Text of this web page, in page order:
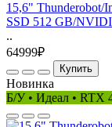
15,6" Thunderobot/
SSD 512 GB/
..
64999₽
Купить
Новинка
Б/У • Идеал • RTX